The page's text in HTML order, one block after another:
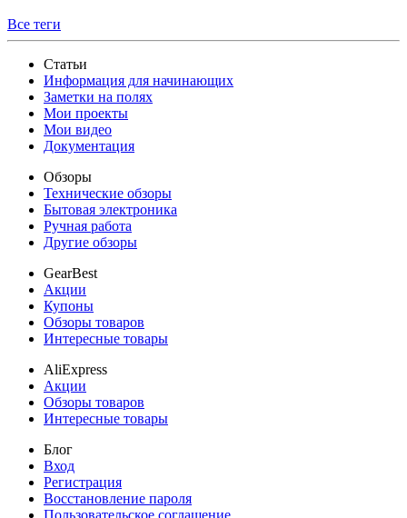
Все теги
Статьи
Информация для начинающих
Заметки на полях
Мои проекты
Мои видео
Документация
Обзоры
Технические обзоры
Бытовая электроника
Ручная работа
Другие обзоры
GearBest
Акции
Купоны
Обзоры товаров
Интересные товары
AliExpress
Акции
Обзоры товаров
Интересные товары
Блог
Вход
Регистрация
Восстановление пароля
Пользовательское соглашение